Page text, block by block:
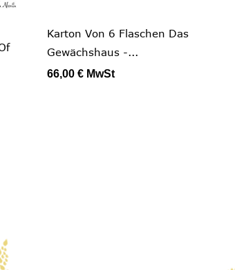
 Schnellansicht
Karton Von 6 Flaschen Das
Gewächshaus -...
66,00 € MwSt